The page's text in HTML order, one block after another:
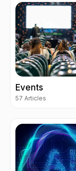
Events
57 Articles